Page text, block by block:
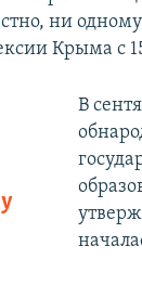
ни
Крыма с
В